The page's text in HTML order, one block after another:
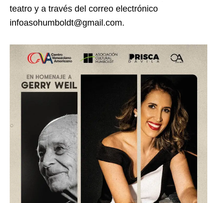
teatro y a través del correo electrónico
infoasohumboldt@gmail.com.